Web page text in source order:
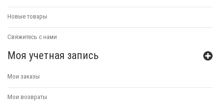
Новые товары
Свяжитесь с нами
Моя учетная запись
Мои заказы
Мои возвраты